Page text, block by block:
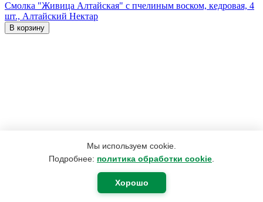
Мы используем cookie.
Подробнее: политика обработки cookie
Хорошо
Смолка "Живица Алтайская" с пчелиным воском, кедровая, 4
шт., Алтайский Нектар
В корзину